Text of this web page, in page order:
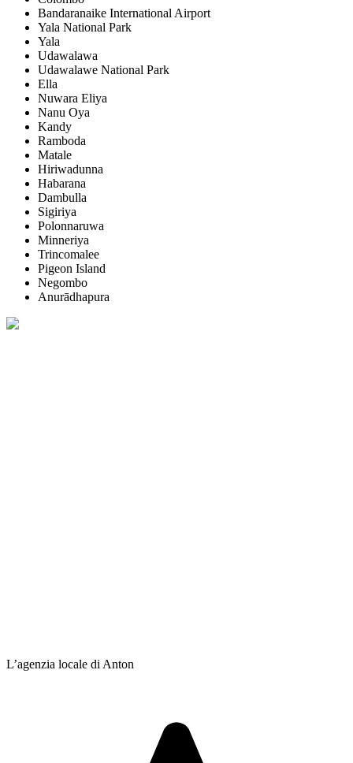
Bandaranaike International Airport
Yala National Park
Yala
Udawalawa
Udawalawe National Park
Ella
Nuwara Eliya
Nanu Oya
Kandy
Ramboda
Matale
Hiriwadunna
Habarana
Dambulla
Sigiriya
Polonnaruwa
Minneriya
Trincomalee
Pigeon Island
Negombo
Anurādhapura
L’agenzia locale di Anton